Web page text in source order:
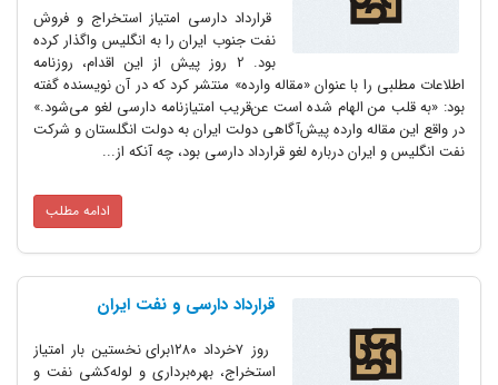
قرارداد دارسی امتیاز استخراج و فروش
نفت جنوب ایران را به انگلیس واگذار کرده
بود. 2 روز پیش از این اقدام، روزنامه
اطلاعات مطلبی را با عنوان «مقاله وارده» منتشر کرد که در آن نویسنده گفته
بود: «به قلب من الهام شده است عن‌قریب امتیازنامه دارسی لغو می‌شود.»
در واقع این مقاله وارده پیش‌آگاهی دولت ایران به دولت انگلستان و شرکت
نفت انگلیس و ایران درباره لغو قرارداد دارسی بود، چه آنکه از...
ادامه مطلب
قرارداد دارسی و نفت ایران
روز ۷خرداد ۱۲۸۰برای نخستین بار امتیاز
استخراج، بهره‌برداری و لوله‌کشی نفت و